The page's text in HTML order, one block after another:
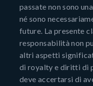
passate non sono
né sono
future. La presente
responsabilità non
altri aspetti
di royalty e diritti di
deve accertarsi di